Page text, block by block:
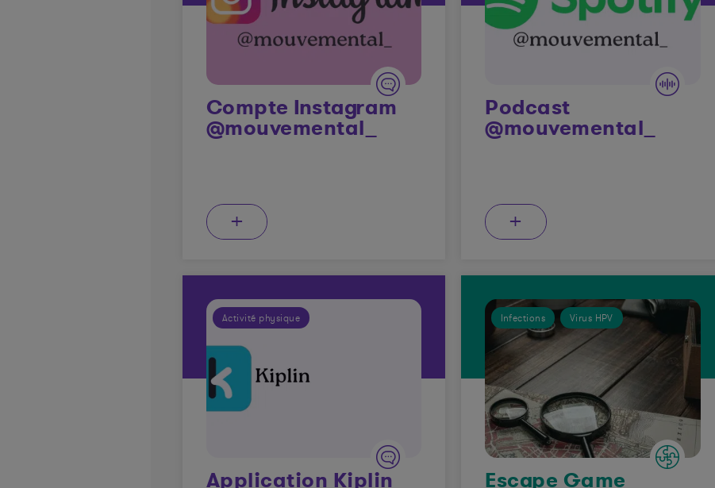
Compte Instagram
@mouvemental_
+
Podcast
@mouvemental_
+
Activité physique
Application Kiplin
Infections Virus HPV
Escape Game